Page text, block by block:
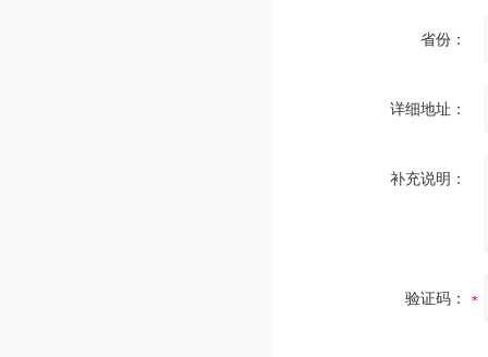
省份：
详细地址：
补充说明：
验证码：